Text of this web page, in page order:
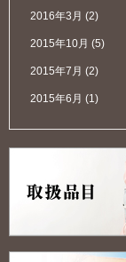
2016年3月 (2)
2015年10月 (5)
2015年7月 (2)
2015年6月 (1)